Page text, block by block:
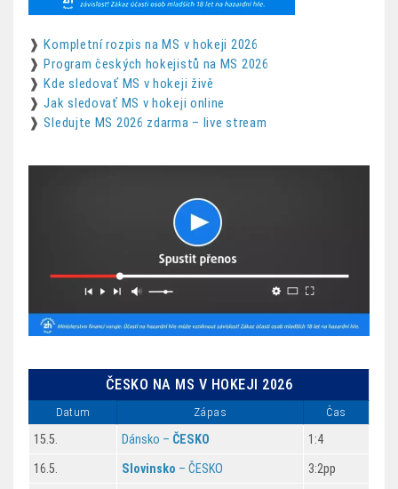
❱Kompletní rozpis na MS v hokeji 2026
❱Program českých hokejistů na MS 2026
❱Kde sledovať MS v hokeji živě
❱Jak sledovať MS v hokeji online
❱Sledujte MS 2026 zdarma – live stream
ČESKO NA MS V HOKEJI 2026
Datum Zápas Čas
15.5. Dánsko – ČESKO 1:4
16.5. Slovinsko – ČESKO 3:2pp